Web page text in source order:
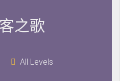
之歌
All Levels